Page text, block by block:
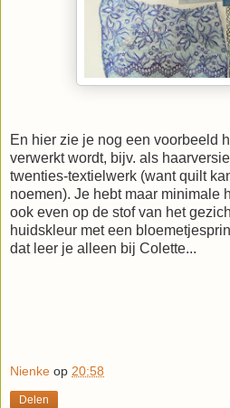
En hier zie je nog een voorbeeld
verwerkt wordt, bijv. als
twenties-textielwerk (want quilt
noemen). Je hebt maar minimale
ook even op de stof van het
huidskleur met een
dat leer je alleen bij Colette...
Nienke op 20:58
Delen